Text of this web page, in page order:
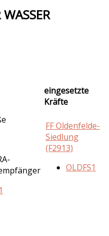
eingesetzte
Kräfte
FF Oldenfelde-
Siedlung
(F2913)
OLDFS1